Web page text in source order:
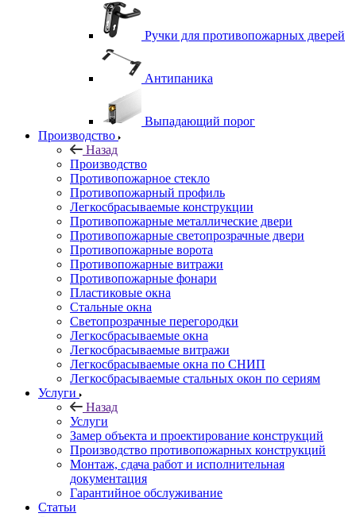
Ручки для противопожарных дверей
Антипаника
Выпадающий порог
Производство
Назад
Производство
Противопожарное стекло
Противопожарный профиль
Легкосбрасываемые конструкции
Противопожарные металлические двери
Противопожарные светопрозрачные двери
Противопожарные ворота
Противопожарные витражи
Противопожарные фонари
Пластиковые окна
Стальные окна
Светопрозрачные перегородки
Легкосбрасываемые окна
Легкосбрасываемые витражи
Легкосбрасываемые окна по СНИП
Легкосбрасываемые стальных окон по сериям
Услуги
Назад
Услуги
Замер объекта и проектирование конструкций
Производство противопожарных конструкций
Монтаж, сдача работ и исполнительная
документация
Гарантийное обслуживание
Статьи